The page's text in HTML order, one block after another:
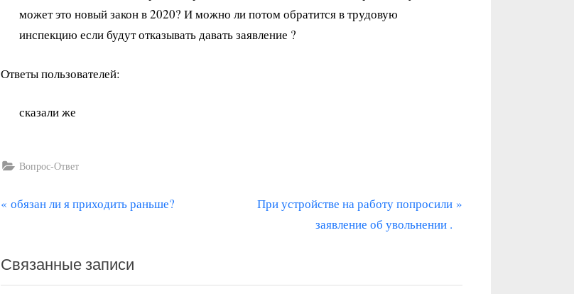
может это новый закон в 2020? И можно ли потом обратится в трудовую
инспекцию если будут отказывать давать заявление ?
Ответы пользователей:
сказали же
Вопрос-Ответ
Навигация
записям
П
д
ы
обязан ли я приходить раньше?
С
у
При устройстве на работу попросили
заявление об увольнении .
Связанные записи